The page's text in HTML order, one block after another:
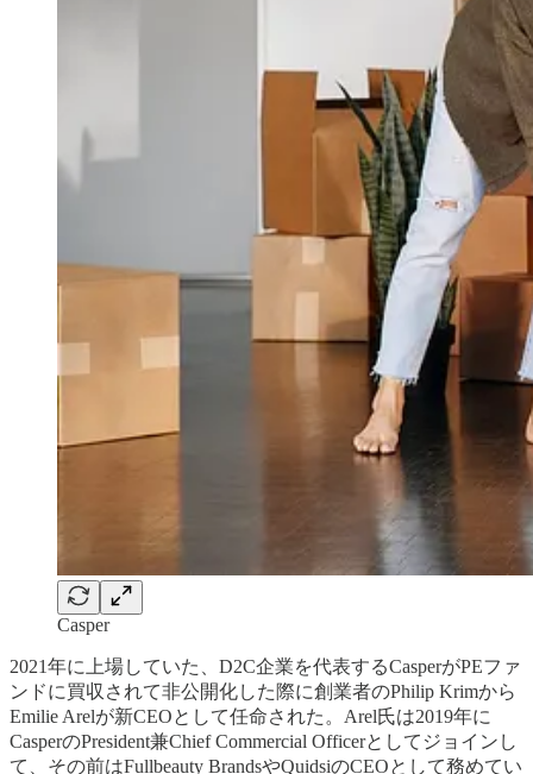
Casper
2021年に上場していた、D2C企業を代表するCasperがPEファ
ンドに買収されて非公開化した際に創業者のPhilip Krimから
Emilie Arelが新CEOとして任命された。Arel氏は2019年に
CasperのPresident兼Chief Commercial Officerとしてジョインし
て、その前はFullbeauty BrandsやQuidsiのCEOとして務めてい